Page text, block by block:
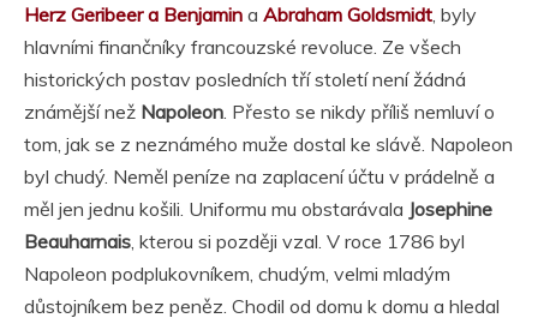
Herz Geribeer a Benjamin a Abraham Goldsmidt , byly
hlavními finančníky francouzské revoluce. Ze všech
historických postav posledních tří století není žádná
známější než Napoleon . Přesto se nikdy příliš nemluví o
tom, jak se z neznámého muže dostal ke slávě. Napoleon
byl chudý. Neměl peníze na zaplacení účtu v prádelně a
měl jen jednu košili. Uniformu mu obstarávala Josephine
Beauharnais , kterou si později vzal. V roce 1786 byl
Napoleon podplukovníkem, chudým, velmi mladým
důstojníkem bez peněz. Chodil od domu k domu a hledal